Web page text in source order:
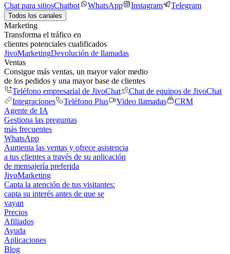
Chat para sitiosChatbot WhatsApp Instagram Telegram
Todos los canales
Marketing
Transforma el tráfico en
clientes potenciales cualificados
JivoMarketingDevolución de llamadas
Ventas
Consigue más ventas, un mayor valor medio
de los pedidos y una mayor base de clientes
Teléfono empresarial de JivoChat
Chat de equipos de JivoChat
Integraciones
Teléfono Plus Video llamadas
CRM
Agente de IA
Gestiona las preguntas
más frecuentes
WhatsApp
Aumenta las ventas y ofrece asistencia
a tus clientes a través de su aplicación
de mensajería preferida
JivoMarketing
Capta la atención de tus visitantes:
capta su interés antes de que se
vayan
Precios
Afiliados
Ayuda
Aplicaciones
Blog